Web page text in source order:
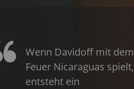
Wenn Davidoff mit dem
Feuer Nicaraguas spielt,
entsteht ein